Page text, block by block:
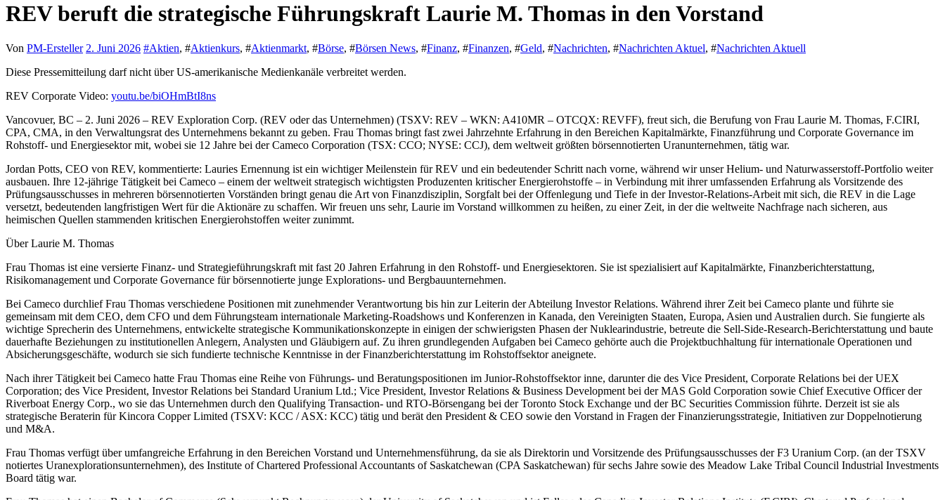
REV beruft die strategische Führungskraft Laurie M. Thomas in den Vorstand
Von PM-Ersteller 2. Juni 2026 #Aktien, #Aktienkurs, #Aktienmarkt, #Börse, #Börsen News, #Finanz, #Finanzen, #Geld, #Nachrichten, #Nachrichten Aktuel, #Nachrichten Aktuell
Diese Pressemitteilung darf nicht über US-amerikanische Medienkanäle verbreitet werden.
REV Corporate Video: youtu.be/biOHmBtI8ns
Vancovuer, BC – 2. Juni 2026 – REV Exploration Corp. (REV oder das Unternehmen) (TSXV: REV – WKN: A410MR – OTCQX: REVFF), freut sich, die Berufung von Frau Laurie M. Thomas, F.CIRI,
CPA, CMA, in den Verwaltungsrat des Unternehmens bekannt zu geben. Frau Thomas bringt fast zwei Jahrzehnte Erfahrung in den Bereichen Kapitalmärkte, Finanzführung und Corporate Governance im
Rohstoff- und Energiesektor mit, wobei sie 12 Jahre bei der Cameco Corporation (TSX: CCO; NYSE: CCJ), dem weltweit größten börsennotierten Uranunternehmen, tätig war.
Jordan Potts, CEO von REV, kommentierte: Lauries Ernennung ist ein wichtiger Meilenstein für REV und ein bedeutender Schritt nach vorne, während wir unser Helium- und Naturwasserstoff-Portfolio weiter
ausbauen. Ihre 12-jährige Tätigkeit bei Cameco – einem der weltweit strategisch wichtigsten Produzenten kritischer Energierohstoffe – in Verbindung mit ihrer umfassenden Erfahrung als Vorsitzende des
Prüfungsausschusses in mehreren börsennotierten Vorständen bringt genau die Art von Finanzdisziplin, Sorgfalt bei der Offenlegung und Tiefe in der Investor-Relations-Arbeit mit sich, die REV in die Lage
versetzt, bedeutenden langfristigen Wert für die Aktionäre zu schaffen. Wir freuen uns sehr, Laurie im Vorstand willkommen zu heißen, zu einer Zeit, in der die weltweite Nachfrage nach sicheren, aus
heimischen Quellen stammenden kritischen Energierohstoffen weiter zunimmt.
Über Laurie M. Thomas
Frau Thomas ist eine versierte Finanz- und Strategieführungskraft mit fast 20 Jahren Erfahrung in den Rohstoff- und Energiesektoren. Sie ist spezialisiert auf Kapitalmärkte, Finanzberichterstattung,
Risikomanagement und Corporate Governance für börsennotierte junge Explorations- und Bergbauunternehmen.
Bei Cameco durchlief Frau Thomas verschiedene Positionen mit zunehmender Verantwortung bis hin zur Leiterin der Abteilung Investor Relations. Während ihrer Zeit bei Cameco plante und führte sie
gemeinsam mit dem CEO, dem CFO und dem Führungsteam internationale Marketing-Roadshows und Konferenzen in Kanada, den Vereinigten Staaten, Europa, Asien und Australien durch. Sie fungierte als
wichtige Sprecherin des Unternehmens, entwickelte strategische Kommunikationskonzepte in einigen der schwierigsten Phasen der Nuklearindustrie, betreute die Sell-Side-Research-Berichterstattung und baute
dauerhafte Beziehungen zu institutionellen Anlegern, Analysten und Gläubigern auf. Zu ihren grundlegenden Aufgaben bei Cameco gehörte auch die Projektbuchhaltung für internationale Operationen und
Absicherungsgeschäfte, wodurch sie sich fundierte technische Kenntnisse in der Finanzberichterstattung im Rohstoffsektor aneignete.
Nach ihrer Tätigkeit bei Cameco hatte Frau Thomas eine Reihe von Führungs- und Beratungspositionen im Junior-Rohstoffsektor inne, darunter die des Vice President, Corporate Relations bei der UEX
Corporation; des Vice President, Investor Relations bei Standard Uranium Ltd.; Vice President, Investor Relations & Business Development bei der MAS Gold Corporation sowie Chief Executive Officer der
Riverboat Energy Corp., wo sie das Unternehmen durch den Qualifying Transaction- und RTO-Börsengang bei der Toronto Stock Exchange und der BC Securities Commission führte. Derzeit ist sie als
strategische Beraterin für Kincora Copper Limited (TSXV: KCC / ASX: KCC) tätig und berät den President & CEO sowie den Vorstand in Fragen der Finanzierungsstrategie, Initiativen zur Doppelnotierung
und M&A.
Frau Thomas verfügt über umfangreiche Erfahrung in den Bereichen Vorstand und Unternehmensführung, da sie als Direktorin und Vorsitzende des Prüfungsausschusses der F3 Uranium Corp. (an der TSXV
notiertes Uranexplorationsunternehmen), des Institute of Chartered Professional Accountants of Saskatchewan (CPA Saskatchewan) für sechs Jahre sowie des Meadow Lake Tribal Council Industrial Investments
Board tätig war.